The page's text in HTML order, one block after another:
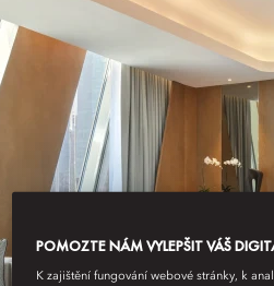
POMOZTE NÁM VYLEPŠIT VÁŠ
K zajištění fungování webové stránky, k